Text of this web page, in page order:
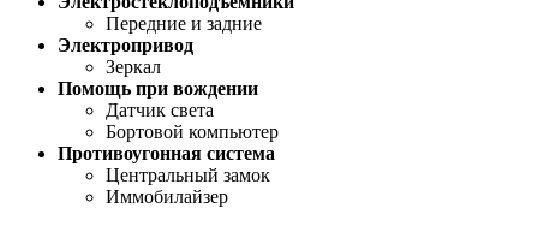
Передние и задние
Электропривод
Зеркал
Помощь при вождении
Датчик света
Бортовой компьютер
Противоугонная система
Центральный замок
Иммобилайзер